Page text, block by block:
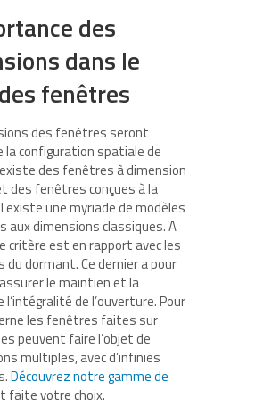
des
dans le
fenêtres
des fenêtres seront
la configuration spatiale de
des fenêtres à dimension
des fenêtres conçues à la
existe une myriade de modèles
aux dimensions classiques. A
critère est en rapport avec les
du dormant. Ce dernier a pour
le maintien et la
de l’ouverture. Pour
les fenêtres faites sur
peuvent faire l’objet de
multiples, avec d’infinies
Découvrez notre gamme de
faite votre choix.